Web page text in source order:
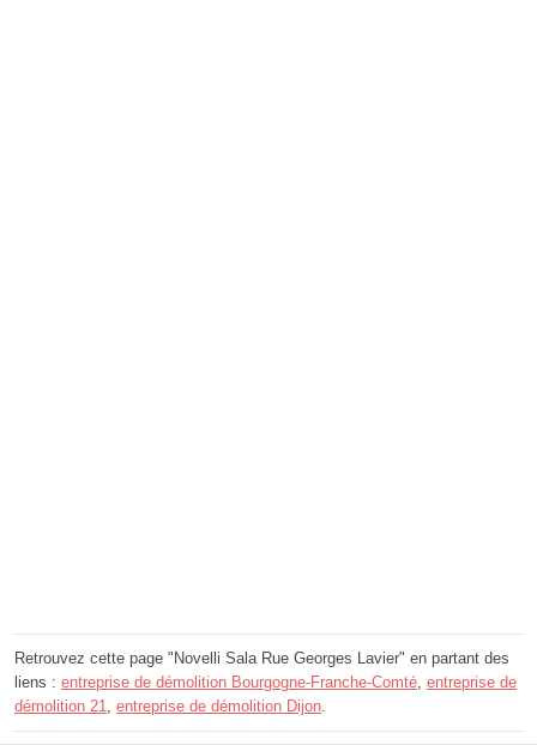
Retrouvez cette page "Novelli Sala Rue Georges Lavier" en partant des
liens : entreprise de démolition Bourgogne-Franche-Comté entreprise de
démolition 21
entreprise de démolition Dijon